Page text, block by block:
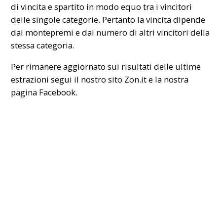
di vincita e spartito in modo equo tra i vincitori
delle singole categorie. Pertanto la vincita dipende
dal montepremi e dal numero di altri vincitori della
stessa categoria.
Per rimanere aggiornato sui risultati delle ultime
estrazioni segui il nostro sito Zon.it e la nostra
pagina Facebook.